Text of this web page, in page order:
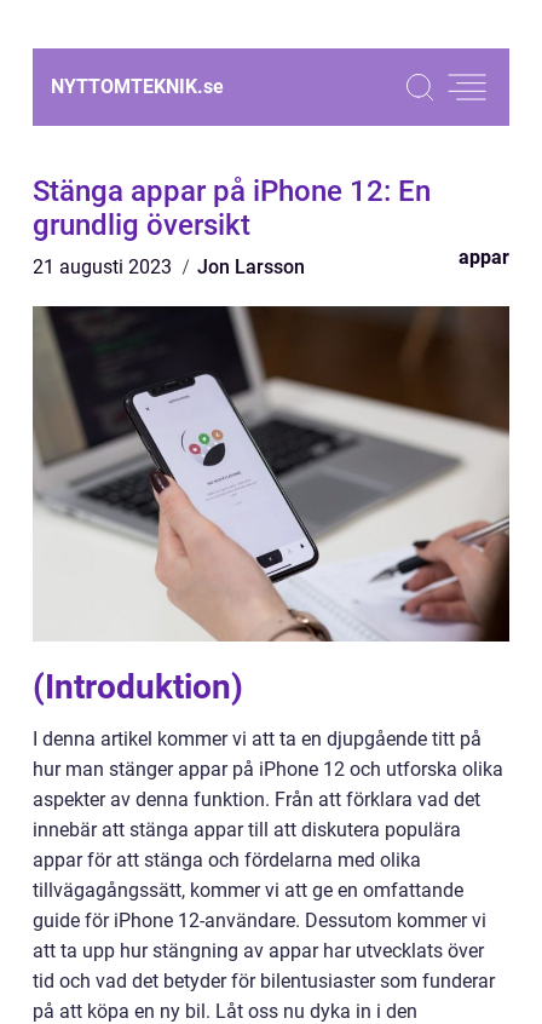
NYTTOMTEKNIK.se
Stänga appar på iPhone 12: En
grundlig översikt
21 augusti 2023 Jon Larsson appar
(Introduktion)
I denna artikel kommer vi att ta en djupgående titt på
hur man stänger appar på iPhone 12 och utforska olika
aspekter av denna funktion. Från att förklara vad det
innebär att stänga appar till att diskutera populära
appar för att stänga och fördelarna med olika
tillvägagångssätt, kommer vi att ge en omfattande
guide för iPhone 12-användare. Dessutom kommer vi
att ta upp hur stängning av appar har utvecklats över
tid och vad det betyder för bilentusiaster som funderar
på att köpa en ny bil. Låt oss nu dyka in i den